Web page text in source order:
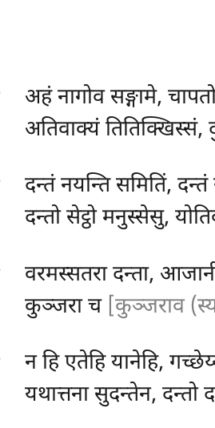
अहंनागोव सङ्गामे,
अतिवाक्यं तितिक्खिस्सं,
दन्तंनयन्ति समितिं,
दन्तो सेट्ठो मनुस्सेसु,
वरमस्सतरा दन्ता,
कुञ्जरा च [कुञ्जराव
नहि एतेहि यानेहि,
यथात्तना सुदन्तेन, दन्तो